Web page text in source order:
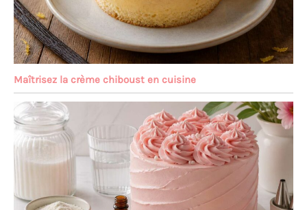
Maîtrisez la crème chiboust en cuisine